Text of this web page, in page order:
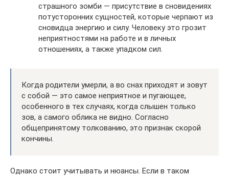
страшного зомби — присутствие в сновидениях
потусторонних сущностей, которые черпают из
сновидца энергию и силу. Человеку это грозит
неприятностями на работе и в личных
отношениях, а также упадком сил.
Когда родители умерли, а во снах приходят и зовут
с собой — это самое неприятное и пугающее,
особенного в тех случаях, когда слышен только
зов, а самого облика не видно. Согласно
общепринятому толкованию, это признак скорой
кончины.
Однако стоит учитывать и нюансы. Если в таком